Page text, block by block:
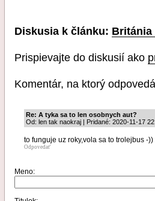
Diskusia k článku: Británia
Prispievajte do diskusií ako
Komentár, na ktorý
Re: A tyka sa to len osobnych aut?
Od: len tak naokraj | Pridané: 2020-11-17
to funguje uz roky,vola sa to trolejbus -))
Odpovedať
Meno: